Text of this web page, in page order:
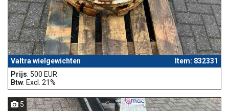
Valtra wielgewichten
Item: 832331
Prijs: 500 EUR
Btw: Excl. 21%
5